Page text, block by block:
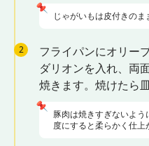
じゃがいもは皮付きのま
📌
2
フライパンにオリー
ダリオンを入れ、両
焼きます。焼けたら
豚肉は焼きすぎないよ
度にすると柔らかく仕上
📌